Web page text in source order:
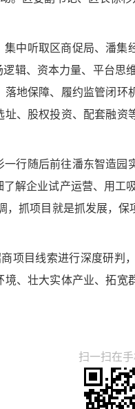
集中听取区商促局、潘
辑、资本力量、平台
地保障、履约监管闭
、股权投资、配套融
行随后前往潘东智造
解企业试产运营、用工
，抓项目就是抓发展，
项目线索进行深度研判
、壮大实体产业、拓
扫一扫在